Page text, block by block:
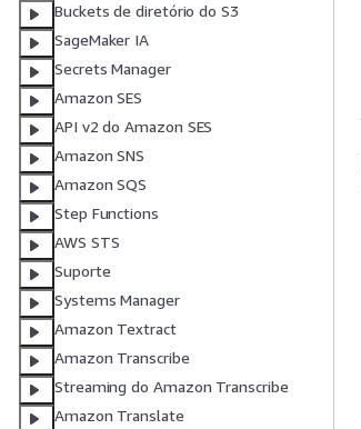
Buckets de diretório do S3
SageMaker IA
Secrets Manager
Amazon SES
API v2 do Amazon SES
Amazon SNS
Amazon SQS
Step Functions
AWS STS
Suporte
Systems Manager
Amazon Textract
Amazon Transcribe
Streaming do Amazon Transcribe
Amazon Translate